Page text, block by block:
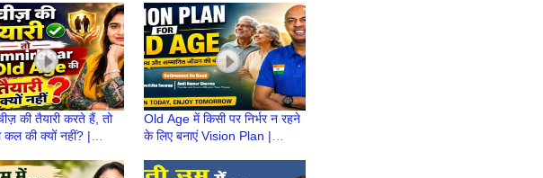
ke Baad |
life
की तैयारी |Retirement life
की तैयारी करते हैं, तो
की क्यों नहीं? |
Old Age में किसी पर निर्भर न रहने
के लिए बनाएं Vision Plan |
|Retire